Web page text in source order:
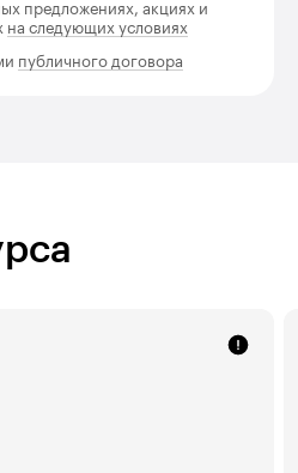
предложениях, акциях и
на следующих условиях
публичного договора